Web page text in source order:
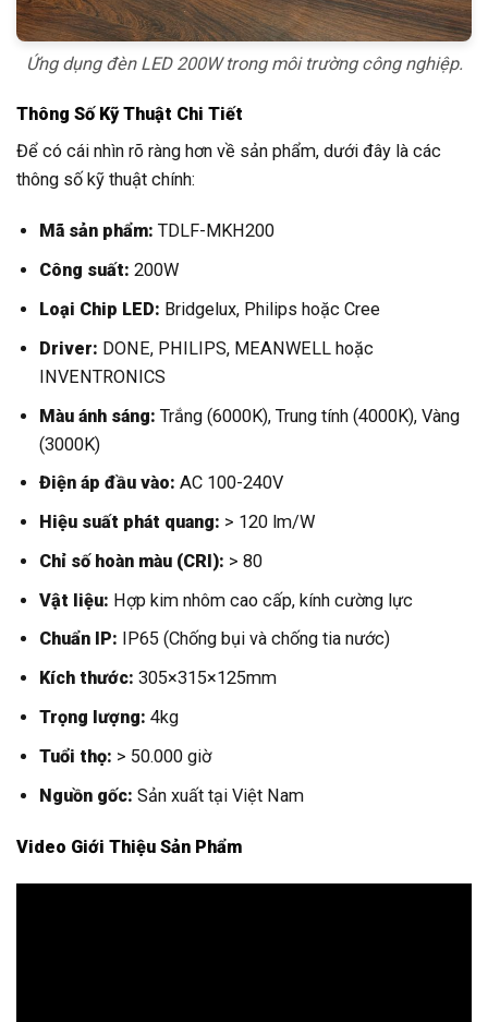
Ứng dụng đèn LED 200W trong môi trường công nghiệp.
Thông Số Kỹ Thuật Chi Tiết
Để có cái nhìn rõ ràng hơn về sản phẩm, dưới đây là các
thông số kỹ thuật chính:
Mã sản phẩm: TDLF-MKH200
Công suất: 200W
Loại Chip LED: Bridgelux, Philips hoặc Cree
Driver: DONE, PHILIPS, MEANWELL hoặc
INVENTRONICS
Màu ánh sáng: Trắng (6000K), Trung tính (4000K), Vàng
(3000K)
Điện áp đầu vào: AC 100-240V
Hiệu suất phát quang: > 120 lm/W
Chỉ số hoàn màu (CRI): > 80
Vật liệu: Hợp kim nhôm cao cấp, kính cường lực
Chuẩn IP: IP65 (Chống bụi và chống tia nước)
Kích thước: 305×315×125mm
Trọng lượng: 4kg
Tuổi thọ: > 50.000 giờ
Nguồn gốc: Sản xuất tại Việt Nam
Video Giới Thiệu Sản Phẩm